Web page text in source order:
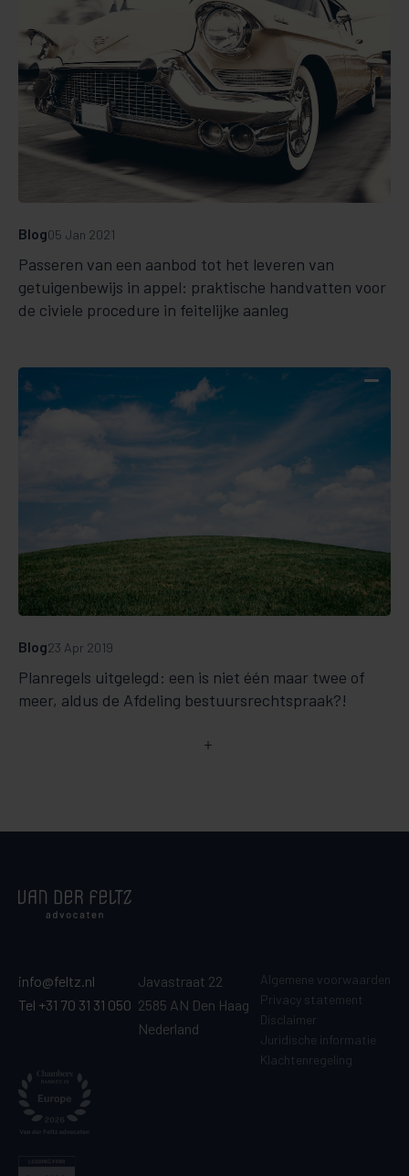
Passeren van een aanbod tot het leveren van
getuigenbewijs in appel: praktische handvatten voor
de civiele procedure in feitelijke aanleg
Blog05 Jan 2021
Planregels uitgelegd: een is niet één maar twee of
meer, aldus de Afdeling bestuursrechtspraak?!
Blog23 Apr 2019
info@feltz.nl
Tel +31 70 31 31 050
Javastraat 22
2585 AN Den Haag
Nederland
Algemene voorwaarden
Privacy statement
Disclaimer
Juridische informatie
Klachtenregeling